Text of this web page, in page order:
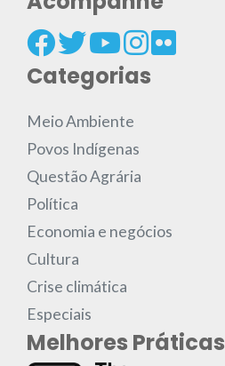
Categorias
Meio Ambiente
Povos Indígenas
Questão Agrária
Política
Economia e negócios
Cultura
Crise climática
Especiais
Melhores Práticas